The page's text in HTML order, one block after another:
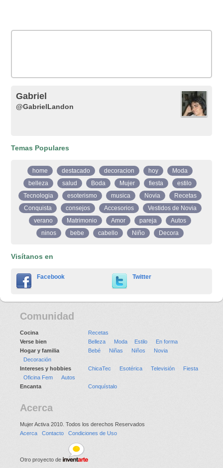
Gabriel
@GabrielLandon
Temas Populares
home destacado decoracion hoy
Moda
belleza
salud Boda Mujer fiesta
estilo
Tecnologia
esoterismo musica Novia
Recetas
Conquista
consejos Accesorios
Vestidos de Novia
verano
Matrimonio Amor pareja
Autos
ninos
bebe cabello Niño Decora
Visítanos en
Facebook Twitter
Comunidad
Cocina
Recetas
Verse bien
Belleza Moda Estilo
En forma
Hogar y familia
Bebé Niñas Niños
Novia
Decoración
Intereses y hobbies
ChicaTec Esotérica Televisión
Fiesta
Oficina Fem
Autos
Encanta
Conquístalo
Acerca
Mujer Activa 2010. Todos los derechos Reservados
Acerca
Contacto Condiciones de Uso
Otro proyecto de